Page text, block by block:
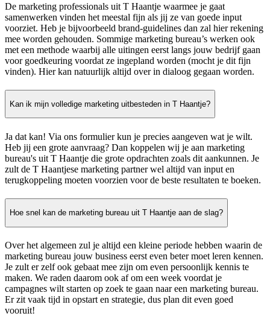
De marketing professionals uit T Haantje waarmee je gaat
samenwerken vinden het meestal fijn als jij ze van goede input
voorziet. Heb je bijvoorbeeld brand-guidelines dan zal hier rekening
mee worden gehouden. Sommige marketing bureau’s werken ook
met een methode waarbij alle uitingen eerst langs jouw bedrijf gaan
voor goedkeuring voordat ze ingepland worden (mocht je dit fijn
vinden). Hier kan natuurlijk altijd over in dialoog gegaan worden.
Kan ik mijn volledige marketing uitbesteden in T Haantje?
Ja dat kan! Via ons formulier kun je precies aangeven wat je wilt.
Heb jij een grote aanvraag? Dan koppelen wij je aan marketing
bureau's uit T Haantje die grote opdrachten zoals dit aankunnen. Je
zult de T Haantjese marketing partner wel altijd van input en
terugkoppeling moeten voorzien voor de beste resultaten te boeken.
Hoe snel kan de marketing bureau uit T Haantje aan de slag?
Over het algemeen zul je altijd een kleine periode hebben waarin de
marketing bureau jouw business eerst even beter moet leren kennen.
Je zult er zelf ook gebaat mee zijn om even persoonlijk kennis te
maken. We raden daarom ook af om een week voordat je
campagnes wilt starten op zoek te gaan naar een marketing bureau.
Er zit vaak tijd in opstart en strategie, dus plan dit even goed
vooruit!